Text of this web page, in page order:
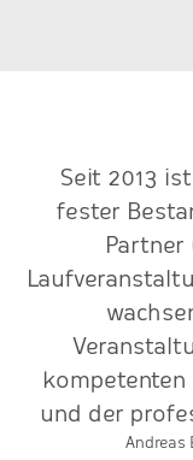
Seit 2013
fester
Partner
kompetenten
und der
Andreas